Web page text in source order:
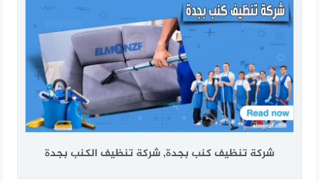
شركة تنظيف كنب بجدة, شركة تنظيف الكنب بجدة